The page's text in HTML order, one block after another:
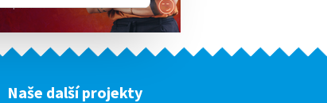
Naše další projekty